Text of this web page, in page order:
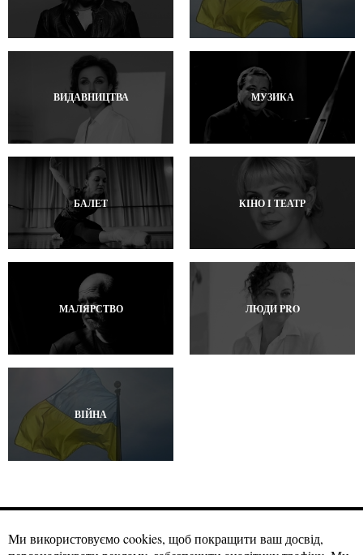
ВИДАВНИЦТВА МУЗИКА
БАЛЕТ КІНО І ТЕАТР
МАЛЯРСТВО ЛЮДИ PRO
ВІЙНА
Ми використовуємо cookies, щоб покращити ваш досвід,